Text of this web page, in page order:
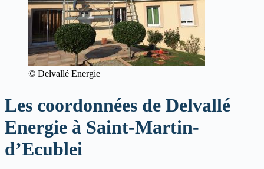
© Delvallé Energie
Les coordonnées de Delvallé
Energie à Saint-Martin-
d’Ecublei